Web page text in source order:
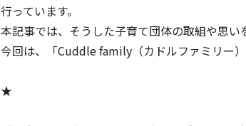
行っています。
本記事では、そうした子育て団体の取組や思い
今回は、「Cuddle family（カドルファミリー
★